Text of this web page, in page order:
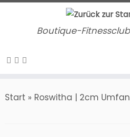
Zum
Boutique-
Start » Roswitha | 2cm